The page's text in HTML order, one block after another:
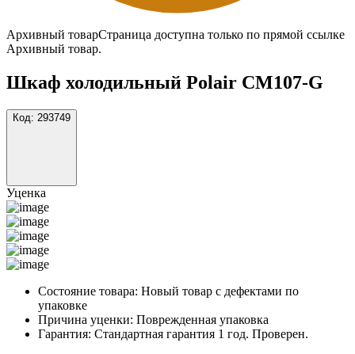
Архивный товарСтраница доступна только по прямой ссылке
Архивный товар.
Шкаф холодильный Polair CM107-G
Код: 293749
Уценка
Состояние товара: Новый товар с дефектами по
упаковке
Причина уценки: Поврежденная упаковка
Гарантия: Стандартная гарантия 1 год. Проверен.